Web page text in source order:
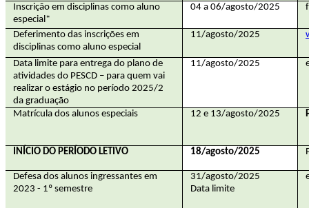
Inscrição em disciplinas como aluno
especial*
04 a 06/agosto/2025
Deferimento das inscrições em
disciplinas como aluno especial
11/agosto/2025
Data limite para entrega do plano de
atividades do PESCD – para quem vai
realizar o estágio no período 2025/2
da graduação
11/agosto/2025
Matrícula dos alunos especiais 12 e 13/agosto/2025
INÍCIO DO PERÍODO LETIVO 18/agosto/2025
Defesa dos alunos ingressantes em
2023 - 1º semestre
31/agosto/2025
Data limite